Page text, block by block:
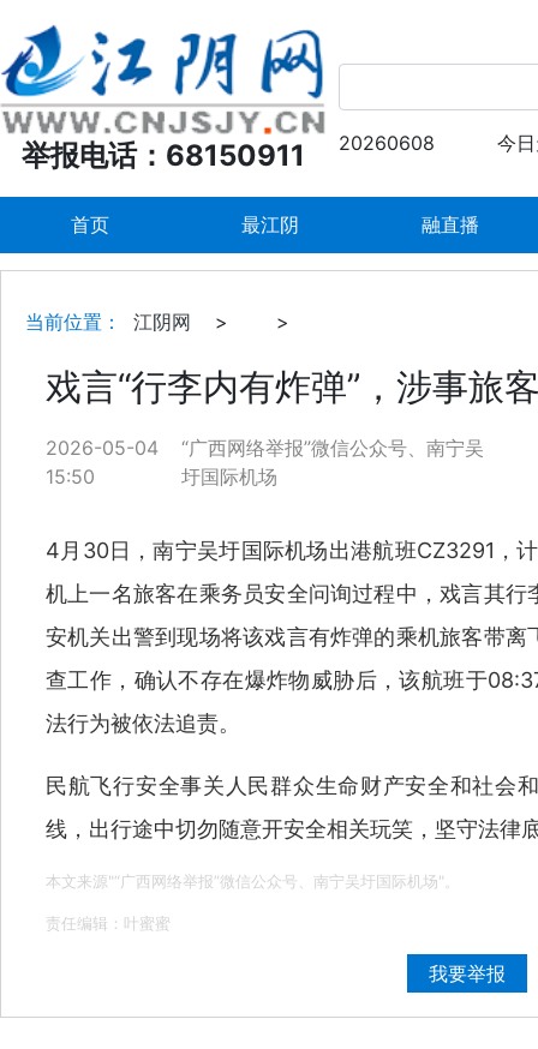
举报电话：68150911 20260608 今
首页 最江阴 融直播
当前位置： 江阴网 > >
戏言“行李内有炸弹”，涉事旅
2026-05-04
15:50
“广西网络举报”微信公众号、南宁吴
圩国际机场
4月30日，南宁吴圩国际机场出港航班CZ3291，
机上一名旅客在乘务员安全问询过程中，戏言其
安机关出警到现场将该戏言有炸弹的乘机旅客带
查工作，确认不存在爆炸物威胁后，该航班于
法行为被依法追责。
民航飞行安全事关人民群众生命财产安全和社会
线，出行途中切勿随意开安全相关玩笑，坚守法律
本文来源"“广西网络举报”微信公众号、南宁吴圩国际机场"。
责任编辑：叶蜜蜜
我要举报